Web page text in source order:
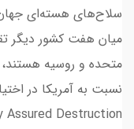
سلاح‌های هسته‌ای جهان
میان هفت کشور دیگر
متحده و روسیه
نسبت به آمریکا در